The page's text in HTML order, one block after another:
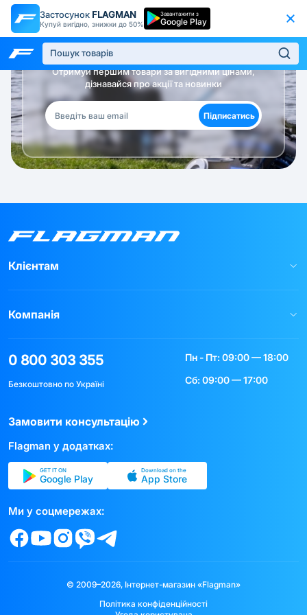
Застосунок FLAGMAN
Купуй вигідно, знижки до 50%
Завантажити з
Google Play
Будь в курсі!
Отримуй першим товари за вигідними цінами,
дізнавайся про акції та новинки
Підписатись
Клієнтам
Компанія
0 800 303 355
Безкоштовно по Україні
Пн - Пт: 09:00 — 18:00
Сб: 09:00 — 17:00
Замовити консультацію
Flagman у додатках:
GET IT ON
Google Play
Download on the
App Store
Ми у соцмережах:
© 2009–2026, Інтернет-магазин «Flagman»
Політика конфіденційності